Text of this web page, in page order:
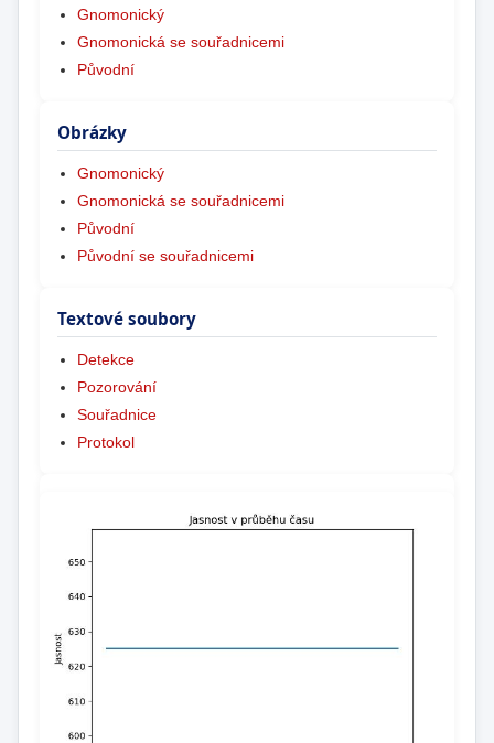
Gnomonický
Gnomonická se souřadnicemi
Původní
Obrázky
Gnomonický
Gnomonická se souřadnicemi
Původní
Původní se souřadnicemi
Textové soubory
Detekce
Pozorování
Souřadnice
Protokol